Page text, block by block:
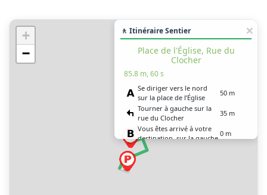
+
−
🚶 Itinéraire Sentier
Place de l'Église, Rue du
Clocher
85.8 m, 60 s
Se diriger vers le nord
sur la place de l’Église
50 m
Tourner à gauche sur la
rue du Clocher
35 m
Vous êtes arrivé à votre
destination, sur la gauche
0 m
Place de l'Église, Rue du